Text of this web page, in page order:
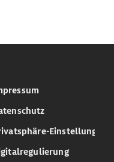
Einstellungen